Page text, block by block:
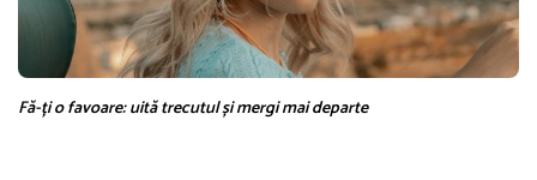
Fă-ți o favoare: uită trecutul și mergi mai departe